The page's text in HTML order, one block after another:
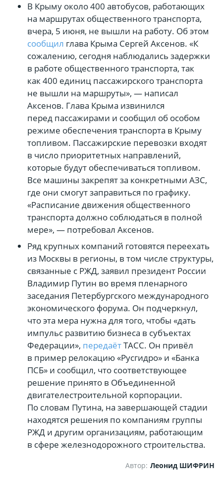
В Крыму около 400 автобусов, работающих
на маршрутах общественного транспорта,
вчера, 5 июня, не вышли на работу. Об этом
сообщил глава Крыма Сергей Аксенов. «К
сожалению, сегодня наблюдались задержки
в работе общественного транспорта, так
как 400 единиц пассажирского транспорта
не вышли на маршруты», — написал
Аксенов. Глава Крыма извинился
перед пассажирами и сообщил об особом
режиме обеспечения транспорта в Крыму
топливом. Пассажирские перевозки входят
в число приоритетных направлений,
которые будут обеспечиваться топливом.
Все машины закрепят за конкретными АЗС,
где они смогут заправиться по графику.
«Расписание движения общественного
транспорта должно соблюдаться в полной
мере», — потребовал Аксенов.
Ряд крупных компаний готовятся переехать
из Москвы в регионы, в том числе структуры,
связанные с РЖД, заявил президент России
Владимир Путин во время пленарного
заседания Петербургского международного
экономического форума. Он подчеркнул,
что эта мера нужна для того, чтобы «дать
импульс развитию бизнеса в субъектах
Федерации», передаётТАСС. Он привёл
в пример релокацию «Русгидро» и «Банка
ПСБ» и сообщил, что соответствующее
решение принято в Объединенной
двигателестроительной корпорации.
По словам Путина, на завершающей стадии
находятся решения по компаниям группы
РЖД и другим организациям, работающим
в сфере железнодорожного строительства.
Автор: Леонид ШИФРИН